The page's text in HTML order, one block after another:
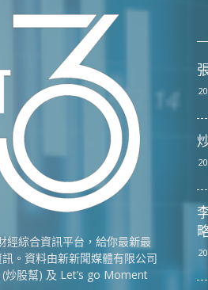
經綜合資訊平台，給你最新最
。資料由新新聞媒體有限公司
炒股幫) 及 Let’s go Moment